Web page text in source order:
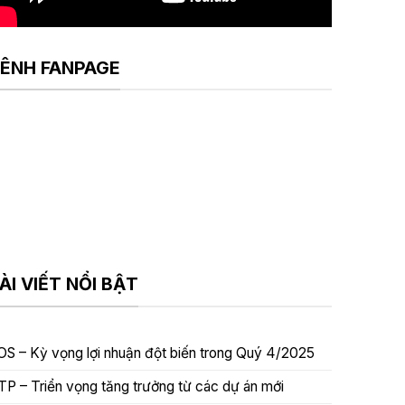
FANPAGE
VIẾT NỔI BẬT
– Kỳ vọng lợi nhuận đột biến trong Quý 4/2025
– Triển vọng tăng trưởng từ các dự án mới